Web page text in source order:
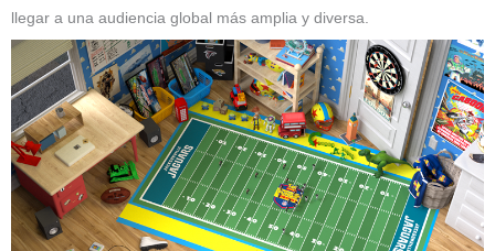
llegar a una audiencia global más amplia y diversa.